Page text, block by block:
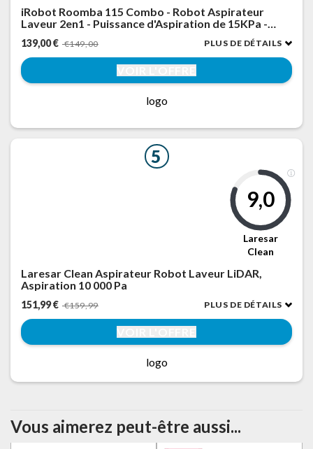
iRobot Roomba 115 Combo - Robot Aspirateur
Laveur 2en1 - Puissance d'Aspiration de 15KPa -
Brosse latérale étendue - Lingette de Lavage
déportée - Navigation LiDAR - Noir
139,00 € €149,00 PLUS DE DÉTAILS
logo
5
9,0
Laresar
Clean
Laresar Clean Aspirateur Robot Laveur LiDAR,
Aspiration 10 000 Pa
151,99 € €159,99 PLUS DE DÉTAILS
logo
Vous aimerez peut-être aussi...